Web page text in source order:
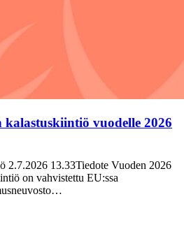
vuodelle 2026
2.7.2026 13.33Tiedote Vuoden 2026
on vahvistettu EU:ssa